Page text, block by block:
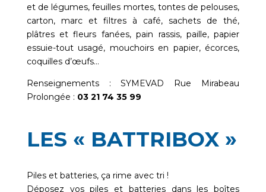
et de légumes, feuilles mortes, tontes de pelouses,
carton, marc et filtres à café, sachets de thé,
plâtres et fleurs fanées, pain rassis, paille, papier
essuie-tout usagé, mouchoirs en papier, écorces,
coquilles d’œufs…
Renseignements : SYMEVAD Rue Mirabeau
Prolongée : 03 21 74 35 99
LES « BATTRIBOX »
Piles et batteries, ça rime avec tri !
Déposez vos piles et batteries dans les boîtes